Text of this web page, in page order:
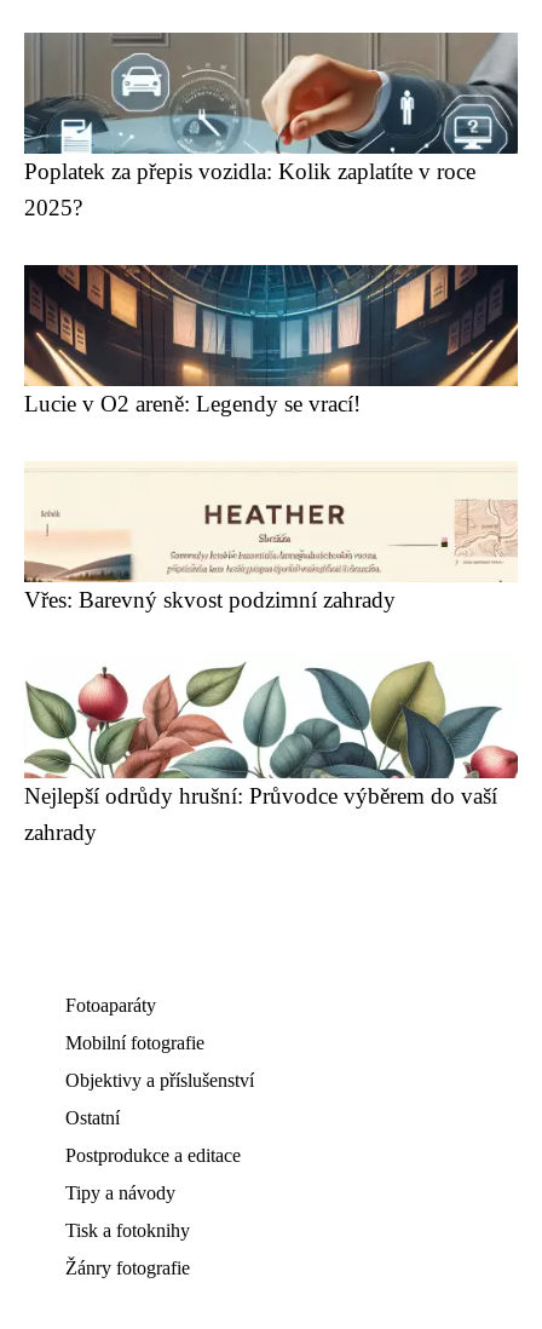
Poplatek za přepis vozidla: Kolik zaplatíte v roce
2025?
Lucie v O2 areně: Legendy se vrací!
Vřes: Barevný skvost podzimní zahrady
Nejlepší odrůdy hrušní: Průvodce výběrem do vaší
zahrady
Fotoaparáty
Mobilní fotografie
Objektivy a příslušenství
Ostatní
Postprodukce a editace
Tipy a návody
Tisk a fotoknihy
Žánry fotografie